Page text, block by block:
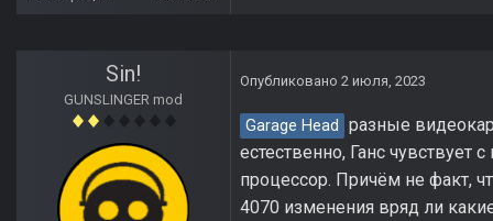
Sin!
GUNSLINGER mod
Опубликовано 2 июля, 2023
Garage Head
разные
естественно, Ганс чувствует
процессор. Причём не факт,
4070 изменения вряд ли